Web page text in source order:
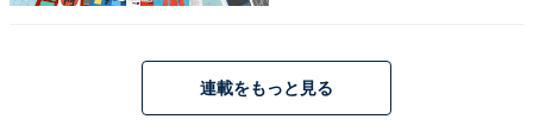
連載をもっと見る